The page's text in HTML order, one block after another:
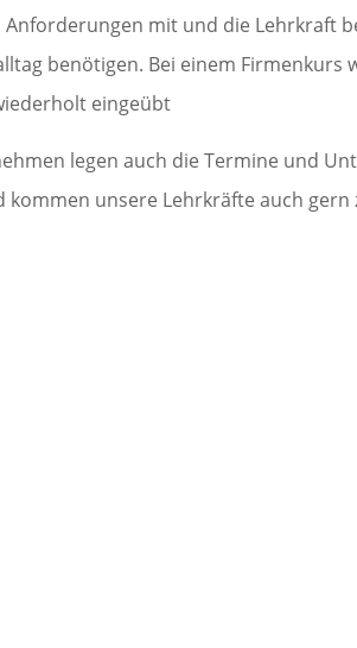
Anforderungen mit und die Lehrkraft
benötigen. Bei einem
eingeübt
legen auch die Termine und
kommen unsere Lehrkräfte auch gern